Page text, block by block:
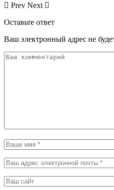
Prev Next
Оставьте ответ
Ваш электронный адрес не